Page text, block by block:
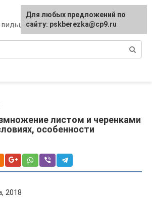
виды, выращивание, уход
листом и черенками
особенности
2018
Для любых предложений по
сайту: pskberezka@cp9.ru